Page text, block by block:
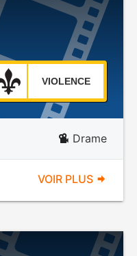
VIOLENCE
Drame
VOIR PLUS